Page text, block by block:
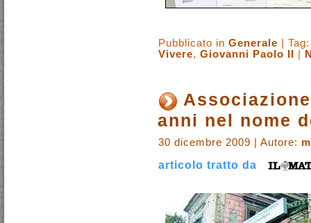
Pubblicato in Generale |
Vivere, Giovanni Paolo II
anni nel nome
30 dicembre 2009 | Autore:
articolo tratto da